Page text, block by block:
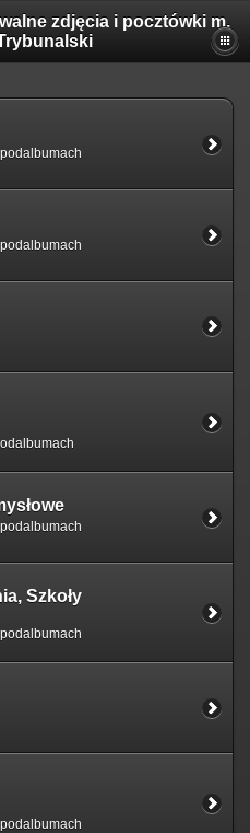
zdjęcia i pocztówki m.
Szkoły